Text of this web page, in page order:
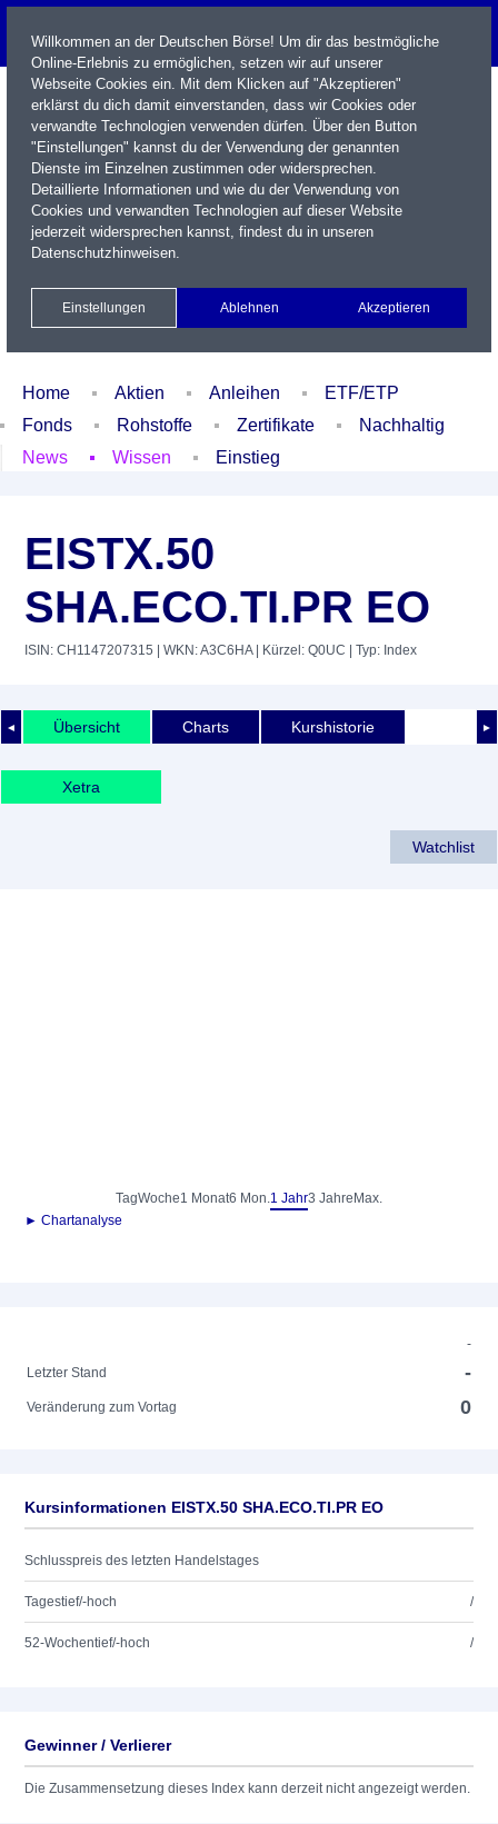
Name / WKN / ISIN / Kürzel
Xetra Realtime
Watchlist Portfolio Login
Home Aktien Anleihen
ETF/ETP
Fonds
Rohstoffe Zertifikate
Nachhaltig
News
Wissen Einstieg
EISTX.50
SHA.ECO.TI.PR EO
ISIN: CH1147207315 | WKN: A3C6HA| Kürzel: Q0UC | Typ: Index
◄ ►
Übersicht Charts Kurshistorie
Xetra
Watchlist
TagWoche1 Monat6 Mon.1 Jahr3 Jahre Max.
► Chartanalyse
-
Letzter Stand
-
Veränderung zum Vortag 0
Kursinformationen EISTX.50 SHA.ECO.TI.PR EO
Schlusspreis des letzten Handelstages
Tagestief/-hoch /
52-Wochentief/-hoch /
Gewinner / Verlierer
Die Zusammensetzung dieses Index kann derzeit nicht angezeigt werden.
Willkommen an der Deutschen Börse! Um dir das bestmögliche
Online-Erlebnis zu ermöglichen, setzen wir auf unserer
Webseite Cookies ein. Mit dem Klicken auf "Akzeptieren"
erklärst du dich damit einverstanden, dass wir Cookies oder
verwandte Technologien verwenden dürfen. Über den Button
"Einstellungen" kannst du der Verwendung der genannten
Dienste im Einzelnen zustimmen oder widersprechen.
Detaillierte Informationen und wie du der Verwendung von
Cookies und verwandten Technologien auf dieser Website
jederzeit widersprechen kannst, findest du in unseren
Datenschutzhinweisen.
Einstellungen Ablehnen Akzeptieren